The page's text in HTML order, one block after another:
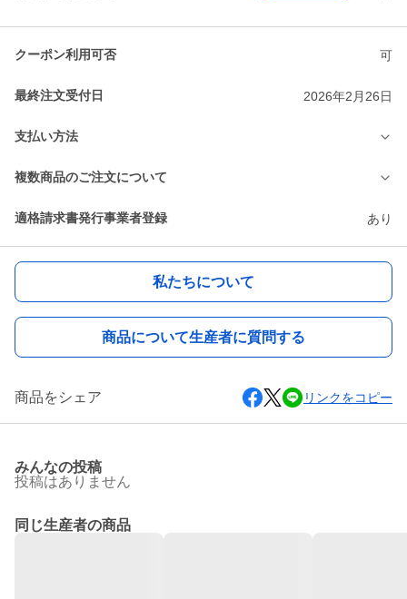
クーポン利用可否 可
最終注文受付日 2026年2月26日
支払い方法
複数商品のご注文について
適格請求書発行事業者登録 あり
私たちについて
商品について生産者に質問する
商品をシェア リンクをコピー
みんなの投稿
投稿はありません
同じ生産者の商品